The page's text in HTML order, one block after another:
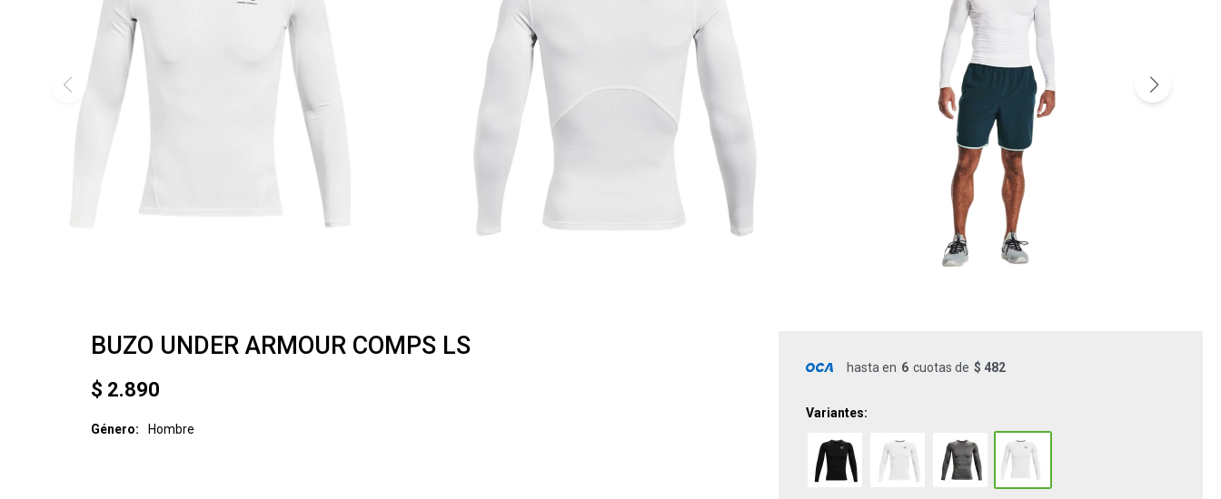
BUZO UNDER ARMOUR COMPS LS
$ 2.890
Género Hombre
hasta en 6 cuotas de $ 482
Variantes: